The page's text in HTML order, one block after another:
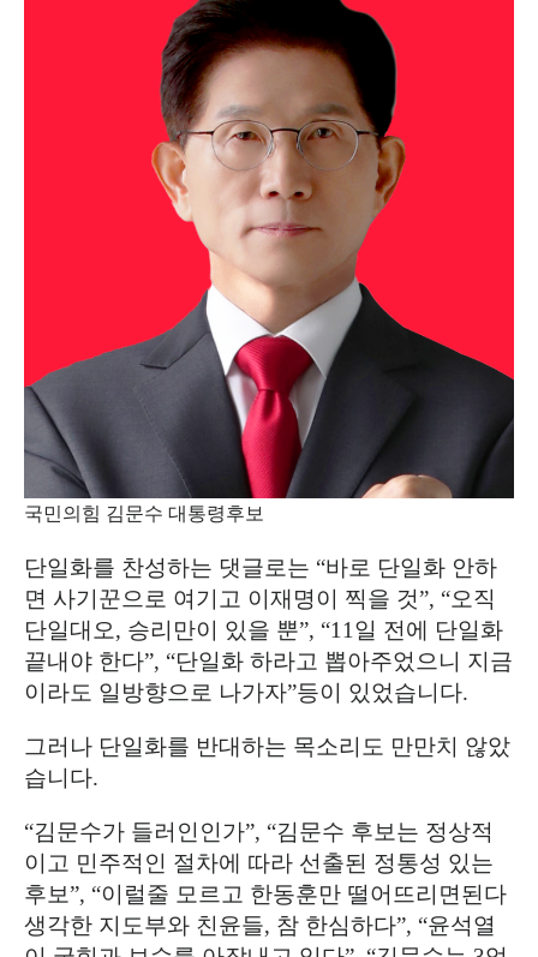
국민의힘 김문수 대통령후보
단일화를 찬성하는 댓글로는 “바로 단일화 안하
면 사기꾼으로 여기고 이재명이 찍을 것”, “오직
단일대오, 승리만이 있을 뿐”, “11일 전에 단일화
끝내야 한다”, “단일화 하라고 뽑아주었으니 지금
이라도 일방향으로 나가자”등이 있었습니다.
그러나 단일화를 반대하는 목소리도 만만치 않았
습니다.
“김문수가 들러인인가”, “김문수 후보는 정상적
이고 민주적인 절차에 따라 선출된 정통성 있는
후보”, “이럴줄 모르고 한동훈만 떨어뜨리면된다
생각한 지도부와 친윤들, 참 한심하다”, “윤석열